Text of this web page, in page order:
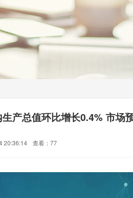
产总值环比增长0.4% 市场
20:36:14 查看：77